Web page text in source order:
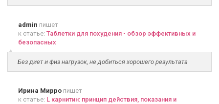
admin пишет
к статье: Таблетки для похудения - обзор эффективных и
безопасных
Без диет и физ нагрузок, не добиться хорошего результата
Ирина Мирро пишет
к статье: L карнитин: принцип действия, показания и